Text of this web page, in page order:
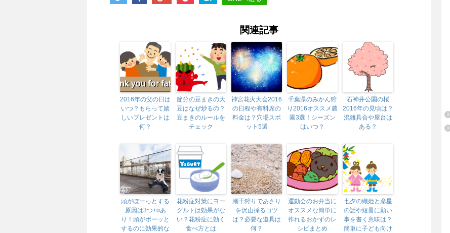
関連記事
2016年の父の日は
いつ？もらって嬉
しいプレゼントは
何？
節分の豆まきの大
豆はなぜ炒るの？
豆まきのルールを
チェック
神宮花火大会2016
の日程や有料席の
料金は？穴場スポ
ット5選
千葉県のみかん狩
り2016オススメ農
園3選！シーズン
はいつ？
石神井公園の桜
2016年の見頃は？
混雑具合や屋台は
ある？
頭がぼーっとする
原因は3つ+αあ
り！頭がボーッと
するのに効果的な
花粉症対策にヨー
グルトは効果がな
い？花粉症に効く
食べ方とは
潮干狩りであさり
を沢山採るコツ
は？必要な道具は
何？
運動会のお弁当に
オススメな簡単に
作れるおかずのレ
シピまとめ
七夕の織姫と彦星
の話や短冊に願い
事を書く意味は？
簡単に子ども向け